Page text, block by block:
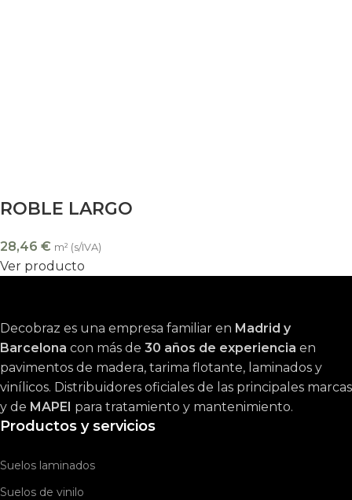
ROBLE LARGO
28,46 € m² (s/IVA)
Ver producto
Decobraz es una empresa familiar en Madrid y
Barcelona con más de 30 años de experiencia en
pavimentos de madera, tarima flotante, laminados y
vinílicos. Distribuidores oficiales de las principales marcas
y de MAPEI para tratamiento y mantenimiento.
Productos y servicios
Suelos laminados
Suelos de vinilo